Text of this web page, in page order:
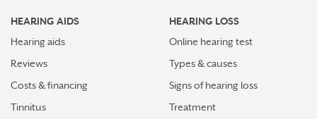
HEARING AIDS
Hearing aids
Reviews
Costs & financing
Tinnitus
HEARING LOSS
Online hearing test
Types & causes
Signs of hearing loss
Treatment